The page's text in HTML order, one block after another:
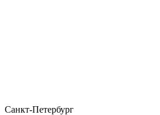
Санкт-Петербург